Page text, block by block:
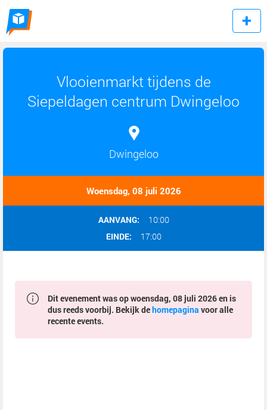
Vlooienmarkt tijdens de
Siepeldagen centrum Dwingeloo
Dwingeloo
Woensdag, 08 juli 2026
AANVANG:
10:00
EINDE:
17:00
Dit evenement was op woensdag, 08 juli 2026 en is
dus reeds voorbij. Bekijk dehomepagina voor alle
recente events.